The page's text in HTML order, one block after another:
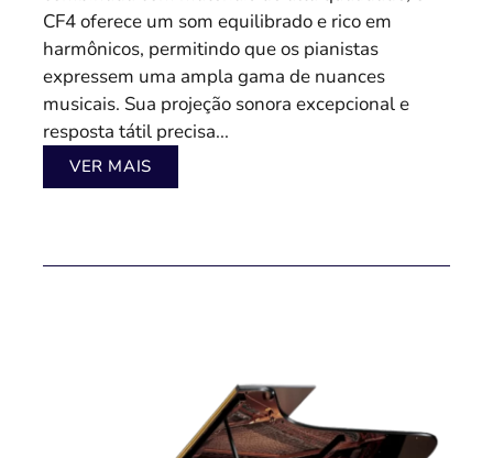
CF4 oferece um som equilibrado e rico em
harmônicos, permitindo que os pianistas
expressem uma ampla gama de nuances
musicais. Sua projeção sonora excepcional e
resposta tátil precisa...
VER MAIS